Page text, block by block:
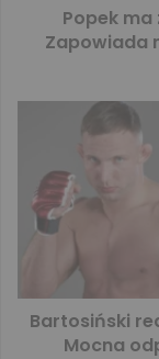
Popek
Zapowiada
Bartosiński
Mocna